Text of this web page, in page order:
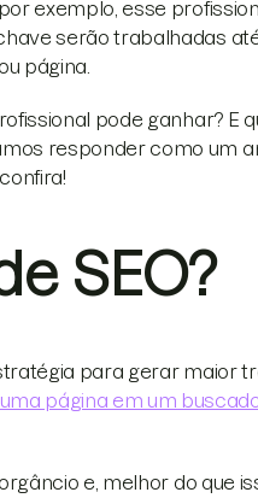
exemplo, esse
serão trabalhadas
página.
pode ganhar? E
responder como um
SEO?
para gerar maior
página em um
e, melhor do que